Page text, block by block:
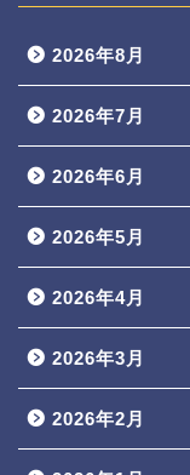
2026年8月
2026年7月
2026年6月
2026年5月
2026年4月
2026年3月
2026年2月